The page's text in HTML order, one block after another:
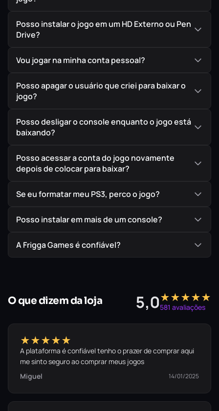
Posso instalar o jogo em um HD Externo ou Pen
Drive?
Vou jogar na minha conta pessoal?
Posso apagar o usuário que criei para baixar o
jogo?
Posso desligar o console enquanto o jogo está
baixando?
Posso acessar a conta do jogo novamente
depois de colocar para baixar?
Se eu formatar meu PS3, perco o jogo?
Posso instalar em mais de um console?
A Frigga Games é confiável?
O que dizem da loja 5,0★★★★★
581 avaliações
★★★★★
A plataforma é confiável tenho o prazer de comprar aqui
me sinto seguro ao comprar meus jogos
Miguel
14/01/2025